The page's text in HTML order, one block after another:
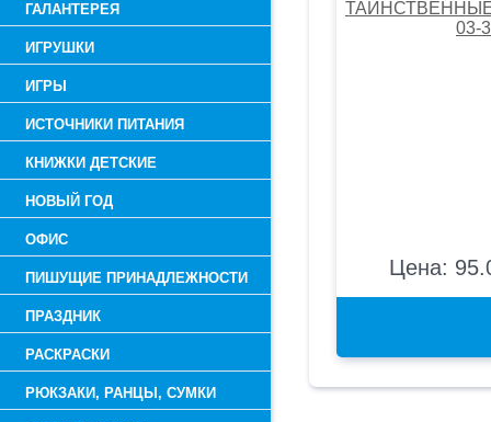
ГАЛАНТЕРЕЯ
ИГРУШКИ
ИГРЫ
ИСТОЧНИКИ ПИТАНИЯ
КНИЖКИ ДЕТСКИЕ
НОВЫЙ ГОД
ОФИС
ПИШУЩИЕ ПРИНАДЛЕЖНОСТИ
ПРАЗДНИК
РАСКРАСКИ
РЮКЗАКИ, РАНЦЫ, СУМКИ
Цена: